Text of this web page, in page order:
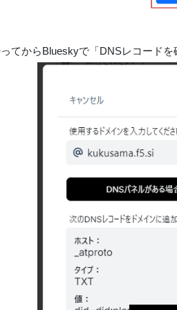
てからBlueskyで「DNSレコード